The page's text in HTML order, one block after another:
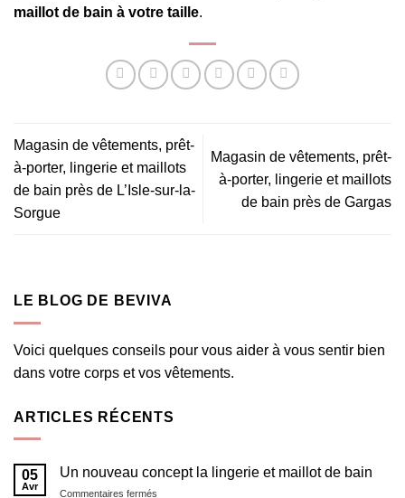
maillot de bain à votre taille.
Magasin de vêtements, prêt-
à-porter, lingerie et maillots
de bain près de L’Isle-sur-la-
Sorgue
Magasin de vêtements, prêt-
à-porter, lingerie et maillots
de bain près de Gargas
LE BLOG DE BEVIVA
Voici quelques conseils pour vous aider à vous sentir bien
dans votre corps et vos vêtements.
ARTICLES RÉCENTS
05
Avr
Un nouveau concept la lingerie et maillot de bain
Commentaires fermés